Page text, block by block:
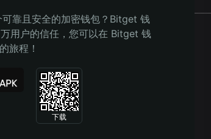
靠且安全的加密钱包？Bitget 钱
用户的信任，您可以在 Bitget 钱
旅程！
下载